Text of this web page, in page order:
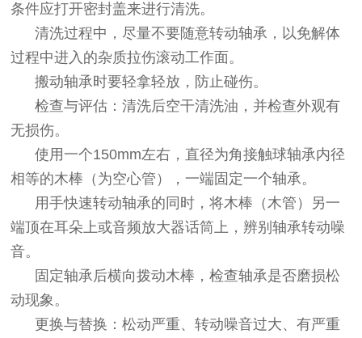
条件应打开密封盖来进行清洗。
清洗过程中，尽量不要随意转动轴承，以免解体
过程中进入的杂质拉伤滚动工作面。
搬动轴承时要轻拿轻放，防止碰伤。
检查与评估：清洗后空干清洗油，并检查外观有
无损伤。
使用一个150mm左右，直径为角接触球轴承内径
相等的木棒（为空心管），一端固定一个轴承。
用手快速转动轴承的同时，将木棒（木管）另一
端顶在耳朵上或音频放大器话筒上，辨别轴承转动噪
音。
固定轴承后横向拨动木棒，检查轴承是否磨损松
动现象。
更换与替换：松动严重、转动噪音过大、有严重